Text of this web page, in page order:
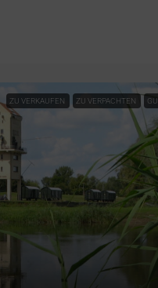
ZU VERKAUFEN ZU VERPACHTEN